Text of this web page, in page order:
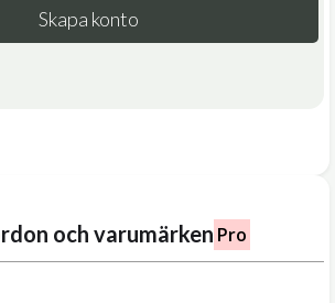
Skapa konto
och varumärken Pro